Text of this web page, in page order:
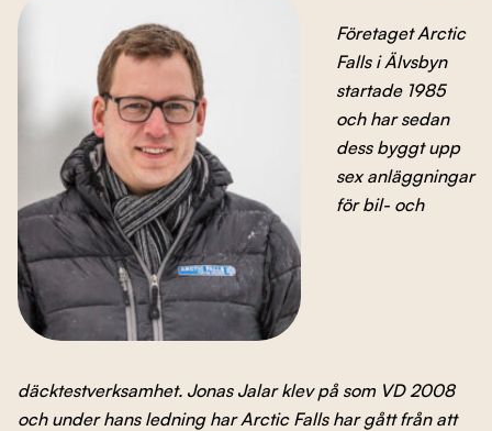
Evenemang
Branschens utveckling
Kontakta oss
Besök nbf.se
Företaget Arctic
Falls i Älvsbyn
startade 1985
och har sedan
dess byggt upp
sex anläggningar
för bil- och
däcktestverksamhet. Jonas Jalar klev på som VD 2008
och under hans ledning har Arctic Falls har gått från att